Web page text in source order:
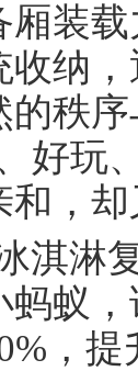
装
纳
秩
好玩
，却
淋
蚁
，